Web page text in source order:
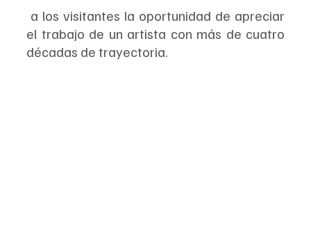
el trabajo de un artista con más de cuatro
décadas de trayectoria.